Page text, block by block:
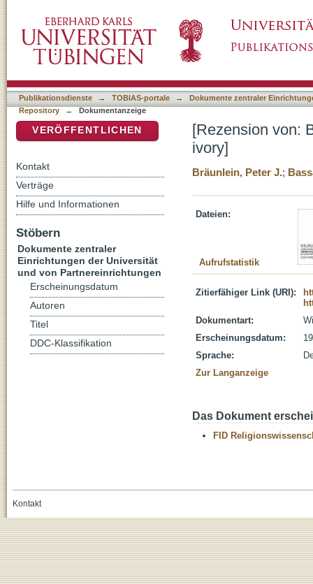
Publikationsdienste → TOBIAS-portale →
Dokumente zentraler
Repository
→ Dokumentanzeige
[Rezension von:
ivory]
Bräunlein, Peter J.;
Dateien:
Aufrufstatistik
Zitierfähiger Link (URI):
Dokumentart:
Erscheinungsdatum:
Sprache:
Zur Langanzeige
Das Dokument
FID
VERÖFFENTLICHEN
Kontakt
Verträge
Hilfe und Informationen
Stöbern
Dokumente zentraler
Einrichtungen der Universität
und von Partnereinrichtungen
Erscheinungsdatum
Autoren
Titel
DDC-Klassifikation
Kontakt